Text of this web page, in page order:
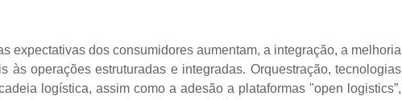
expectativas dos consumidores aumentam, a integração, a melhoria
às operações estruturadas e integradas. Orquestração, tecnologias
logística, assim como a adesão a plataformas "open logistics”,